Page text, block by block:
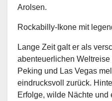
Arolsen.
Rockabilly-Ikone mit
Lange Zeit galt er als
abenteuerlichen
Peking und Las Vegas
eindrucksvoll zurück.
Erfolge, wilde Nächte und